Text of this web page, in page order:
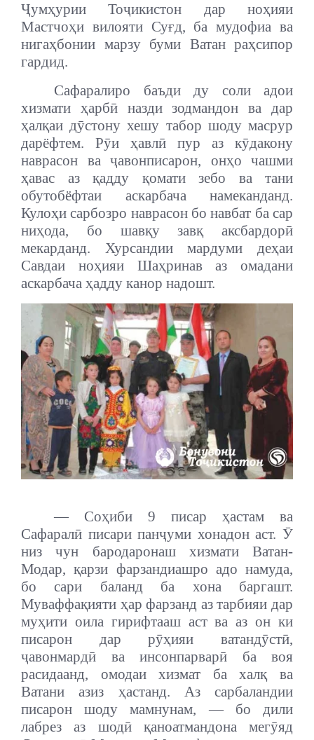
Ҷумҳурии Тоҷикистон дар ноҳияи
Мастчоҳи вилояти Суғд, ба мудофиа ва
нигаҳбонии марзу буми Ватан раҳсипор
гардид.
Сафаралиро баъди ду соли адои
хизмати ҳарбӣ назди зодмандон ва дар
ҳалқаи дӯстону хешу табор шоду масрур
дарёфтем. Рӯи ҳавлӣ пур аз кӯдакону
наврасон ва ҷавонписарон, онҳо чашми
ҳавас аз қадду қомати зебо ва тани
обутобёфтаи аскарбача намеканданд.
Кулоҳи сарбозро наврасон бо навбат ба сар
ниҳода, бо шавқу завқ аксбардорӣ
мекарданд. Хурсандии мардуми деҳаи
Савдаи ноҳияи Шаҳринав аз омадани
аскарбача ҳадду канор надошт.
— Соҳиби 9 писар ҳастам ва
Сафаралӣ писари панҷуми хонадон аст. Ӯ
низ чун бародаронаш хизмати Ватан-
Модар, қарзи фарзандиашро адо намуда,
бо сари баланд ба хона баргашт.
Муваффақияти ҳар фарзанд аз тарбияи дар
муҳити оила гирифтааш аст ва аз он ки
писарон дар рӯҳияи ватандӯстӣ,
ҷавонмардӣ ва инсонпарварӣ ба воя
расидаанд, омодаи хизмат ба халқ ва
Ватани азиз ҳастанд. Аз сарбаландии
писарон шоду мамнунам, — бо дили
лабрез аз шодӣ қаноатмандона мегӯяд